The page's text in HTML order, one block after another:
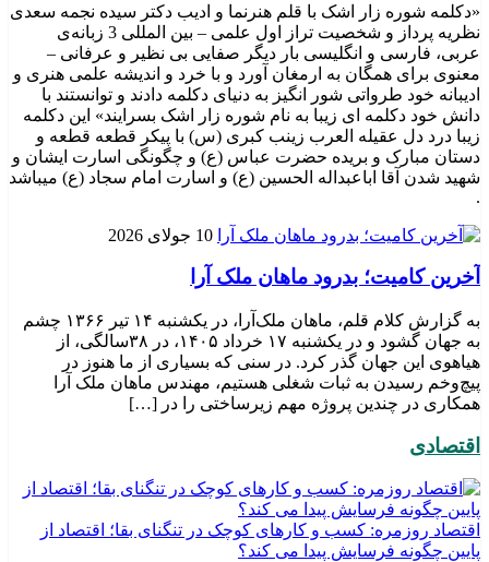
«دکلمه شوره زار اشک با قلم هنرنما و ادیب دکتر سیده نجمه سعدی
نظریه پرداز و شخصیت تراز اول علمی – بین المللی 3 زبانه‌ی
عربی، فارسی و انگلیسی بار دیگر صفایی بی نظیر و عرفانی –
معنوی برای همگان به ارمغان آورد و با خرد و اندیشه علمی هنری و
ادیبانه خود طرواتی شور انگیز به دنیای دکلمه دادند و توانستند با
دانش خود دکلمه ای زیبا به نام شوره زار اشک بسرایند» این دکلمه
زیبا درد دل عقیله العرب زینب کبری (س) با پیکر قطعه قطعه و
دستان مبارک و بریده حضرت عباس (ع) و چگونگی اسارت ایشان و
شهید شدن آقا اباعبداله الحسین (ع) و اسارت امام سجاد (ع) میباشد
.
10 جولای 2026
​آخرین کامیت؛ بدرود ماهان ملک آرا
به گزارش کلام قلم، ماهان ملک‌آرا، در یکشنبه ۱۴ تیر ۱۳۶۶ چشم
به جهان گشود و در یکشنبه ۱۷ خرداد ۱۴۰۵، در ۳۸سالگی، از
هیاهوی این جهان گذر کرد. در سنی که بسیاری از ما هنوز در
پیچ‌وخم رسیدن به ثبات شغلی هستیم، مهندس ماهان ملک آرا
همکاری در چندین پروژه مهم زیرساختی را در […]
اقتصادی
اقتصاد روزمره: کسب‌ و کارهای کوچک در تنگنای بقا؛ اقتصاد از
پایین چگونه فرسایش پیدا می کند؟